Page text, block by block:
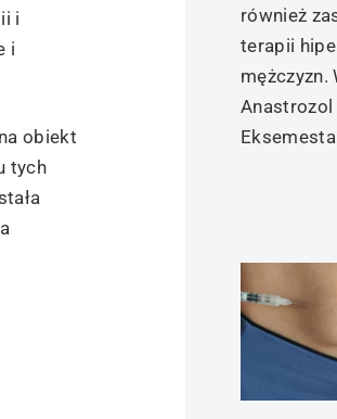
i
i
obiekt
tych
również
terapii
mężczyzn.